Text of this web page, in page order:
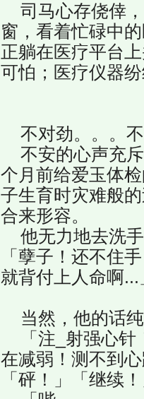
司马心存侥倖，
窗，看着忙碌中
正躺在医疗平台
可怕；医疗仪器
不对劲。。。
不安的心声充斥
个月前给爱玉体
子生育时灾难般
合来形容。
他无力地去洗手
「孽子！还不住
就背付上人命啊...
当然，他的话纯
「注_射强心针
在减弱！测不到
「砰！」「继续